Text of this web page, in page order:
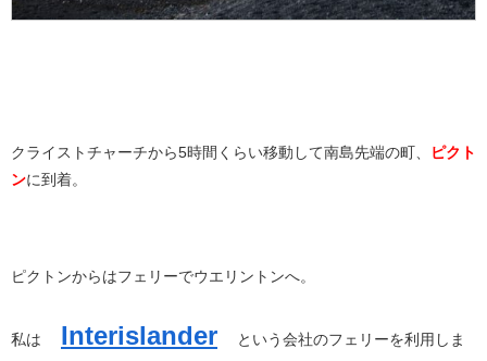
クライストチャーチから5時間くらい移動して南島先端の町、
ピクト
ンに到着。
ピクトンからはフェリーでウエリントンへ。
私は Interislander という会社のフェリーを利用しま